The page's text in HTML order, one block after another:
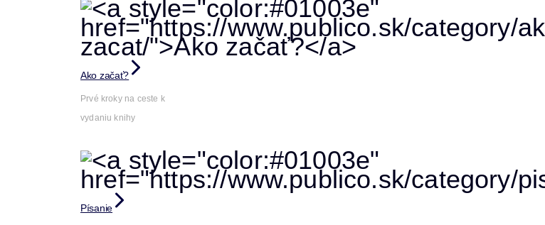
Ako začať?
Prvé kroky na ceste k
vydaniu knihy
Písanie